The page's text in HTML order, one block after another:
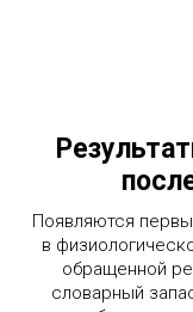
Появляются
в
обращенной
словарный